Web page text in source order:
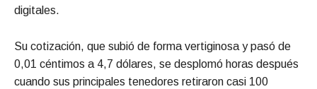
digitales.
Su cotización, que subió de forma vertiginosa y pasó de
0,01 céntimos a 4,7 dólares, se desplomó horas después
cuando sus principales tenedores retiraron casi 100